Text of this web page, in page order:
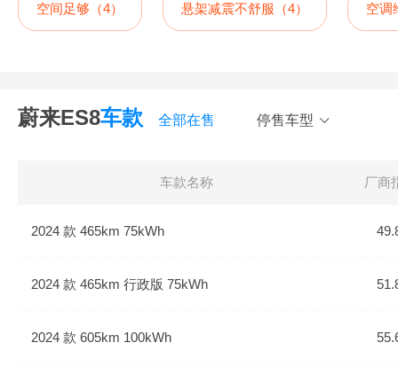
空间足够（4） 悬架减震不舒服（4） 空调
蔚来ES8车款 全部在售 停售车型
车款名称 厂商
2024 款 465km 75kWh
2024 款 465km 行政版 75kWh
2024 款 605km 100kWh